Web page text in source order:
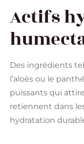
Actifs
Des ingrédients
l’aloès ou le
puissants qui
retiennent dans
hydratation